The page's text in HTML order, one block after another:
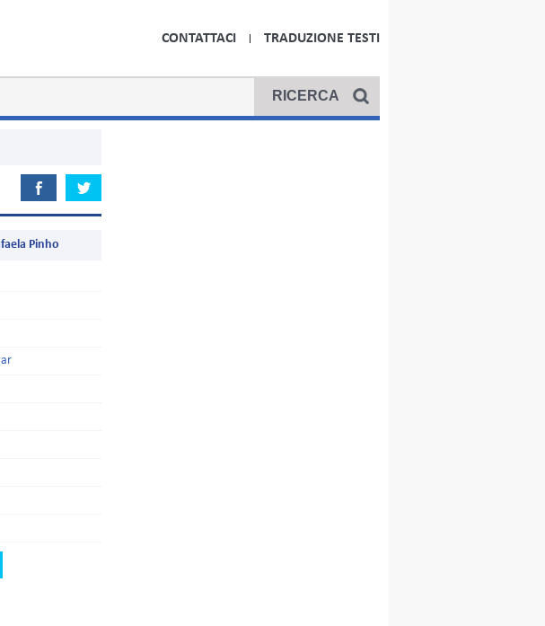
CONTATTACI TRADUZIONE TESTI
Pinho